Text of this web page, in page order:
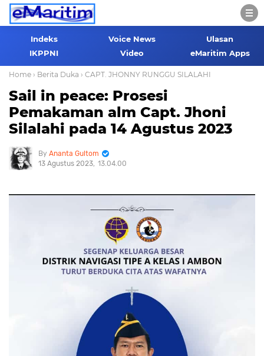
Indeks Voice News
Ulasan
IKPPNI
Video eMaritim Apps
Home › Berita Duka › CAPT. JHONNY RUNGGU SILALAHI
Sail in peace: Prosesi
Pemakaman alm Capt. Jhoni
Silalahi pada 14 Agustus 2023
Ananta Gultom
13 Agustus 2023 13.04.00